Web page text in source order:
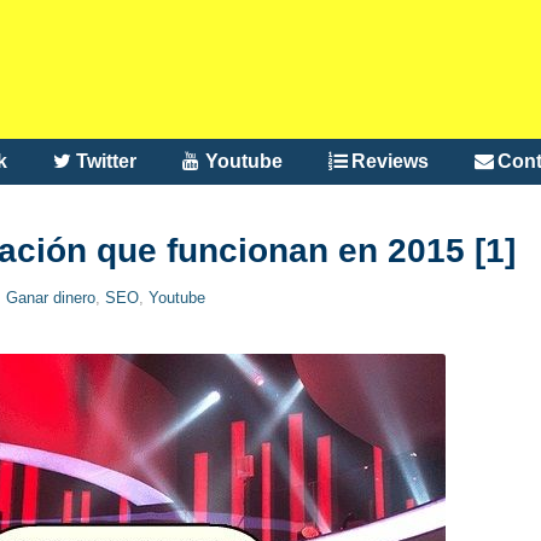
Twitter Youtube Reviews
que funcionan en 2015 [1]
Ganar dinero, SEO, Youtube